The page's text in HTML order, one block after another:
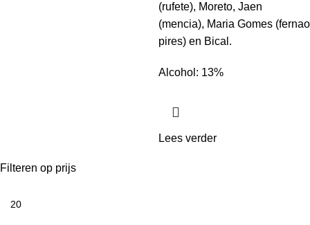
(rufete), Moreto, Jaen
(mencia), Maria Gomes (fernao
pires) en Bical.
Alcohol: 13%
Lees verder
Filteren op prijs